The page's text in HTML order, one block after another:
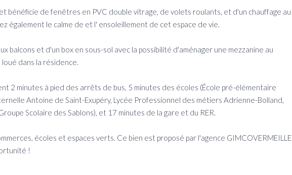
bénéficie de fenêtres en PVC double vitrage, de volets roulants, et d'un chauffage au
également le calme de et l' ensoleillement de cet espace de vie.
balcons et d'un box en sous-sol avec la possibilité d'aménager une mezzanine au
dans la résidence.
2 minutes à pied des arrêts de bus, 5 minutes des écoles (École pré-élémentaire
Antoine de Saint-Exupéry, Lycée Professionnel des métiers Adrienne-Bolland,
Scolaire des Sablons), et 17 minutes de la gare et du RER.
écoles et espaces verts. Ce bien est proposé par l'agence GIMCOVERMEILLE
!